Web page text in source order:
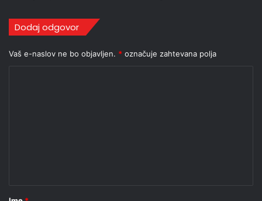
Dodaj odgovor
Vaš e-naslov ne bo objavljen. * označuje zahtevana polja
r